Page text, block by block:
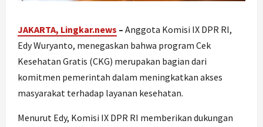
JAKARTA, Lingkar.news – Anggota Komisi IX DPR RI,
Edy Wuryanto, menegaskan bahwa program Cek
Kesehatan Gratis (CKG) merupakan bagian dari
komitmen pemerintah dalam meningkatkan akses
masyarakat terhadap layanan kesehatan.
Menurut Edy, Komisi IX DPR RI memberikan dukungan